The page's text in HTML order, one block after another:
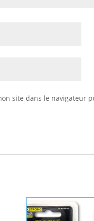
site dans le navigateur